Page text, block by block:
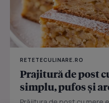
RETETECULINARE.RO
Prajitură de post
simplu, pufos și